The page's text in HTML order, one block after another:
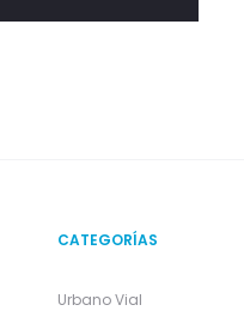
CATEGORÍAS
Urbano Vial